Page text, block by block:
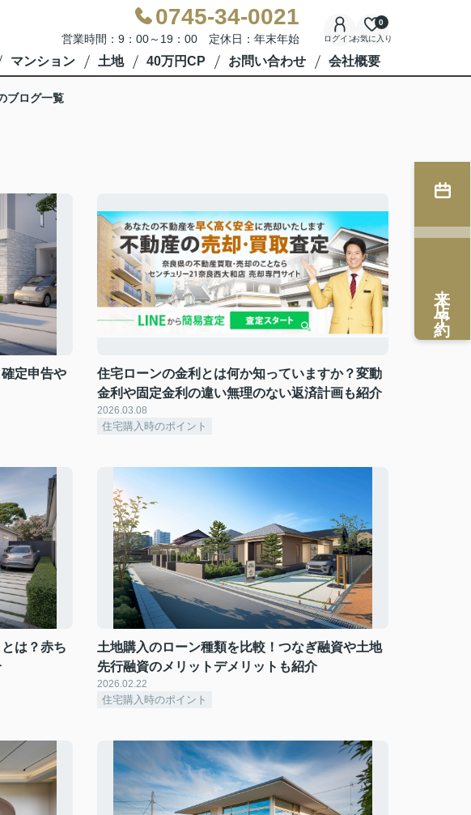
0745-34-0021
営業時間：9：00～19：00 定休日：年末年始 ログインお気に入り
0
マンション 土地 40万円CP お問い合わせ 会社概要
ブログ一覧
定申告や
住宅ローンの金利とは何か知っていますか？変動
金利や固定金利の違い無理のない返済計画も紹介
2026.03.08
住宅購入時のポイント
は？赤ち
土地購入のローン種類を比較！つなぎ融資や土地
先行融資のメリットデメリットも紹介
2026.02.22
住宅購入時のポイント
来店予約